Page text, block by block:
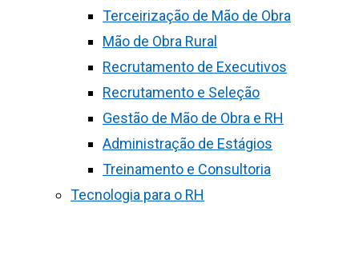
Terceirização de Mão de Obra
Mão de Obra Rural
Recrutamento de Executivos
Recrutamento e Seleção
Gestão de Mão de Obra e RH
Administração de Estágios
Treinamento e Consultoria
Tecnologia para o RH